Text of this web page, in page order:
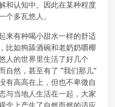
和认知中。因此在某种程度
个多瓦悠人。
来有种喝小甜水一样的舒适
比如狗舔酒碗和老奶奶嚼椰
人的世界里生活了好几个
自然，甚至有了 “我们那儿”
有高高在上，但也不卑微自
与当地人生活在一起，大家
念上产生了自然而然的适应